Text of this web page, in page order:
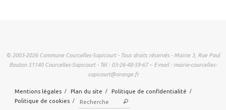
© 2003-2026 Commune Courcelles-Sapicourt - Tous droits réservés - Mairie 3, Rue Paul
Bouton 51140 Courcelles-Sapicourt - Tél : 03-26-48-59-67 – E-mail : mairie-courcelles-
sapicourt@orange.fr
Mentions légales Plan du site
Politique de confidentialité
Politique de cookies
Rechercher